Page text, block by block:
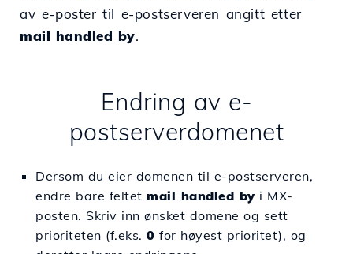
av e-poster til e-postserveren angitt etter
mail handled by.
Endring av e-
postserverdomenet
Dersom du eier domenen til e-postserveren,
endre bare feltet mail handled by i MX-
posten. Skriv inn ønsket domene og sett
prioriteten (f.eks. 0 for høyest prioritet), og